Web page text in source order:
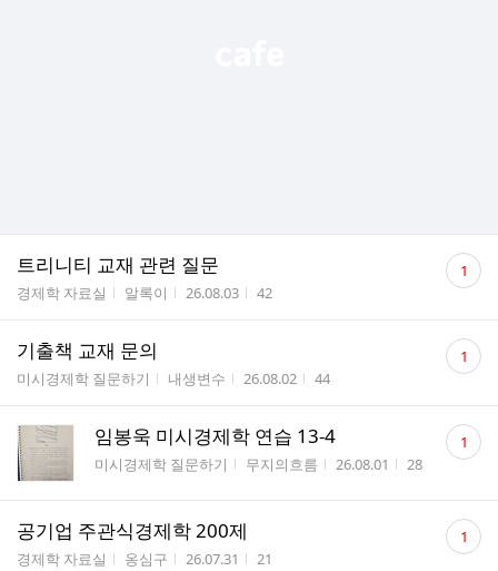
트리니티 교재 관련 질문
게시판명
경제학 자료실 작성자
알록이 작성시간
26.08.03 조회수
42
댓
글 1
기출책 교재 문의
게시판명
미시경제학 질문하기 작성자
내생변수 작성시간
26.08.02 조회수
44
댓
글 1
임봉욱 미시경제학 연습 13-4
게시판명
미시경제학 질문하기 작성자
무지의흐름 작성시간
26.08.01 조회수
28
댓
글 1
공기업 주관식경제학 200제
게시판명
경제학 자료실 작성자
옹심구 작성시간
26.07.31 조회수
21
댓
글 1